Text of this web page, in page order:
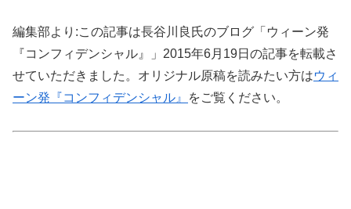
編集部より:この記事は長谷川良氏のブログ「ウィーン発
『コンフィデンシャル』」2015年6月19日の記事を転載さ
せていただきました。オリジナル原稿を読みたい方はウィ
ーン発『コンフィデンシャル』
をご覧ください。